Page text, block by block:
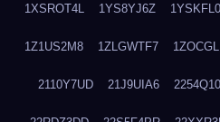
1XSROT4L 1YS8YJ6Z
1Z1US2M8 1ZLGWTF7
2110Y7UD 21J9UIA6